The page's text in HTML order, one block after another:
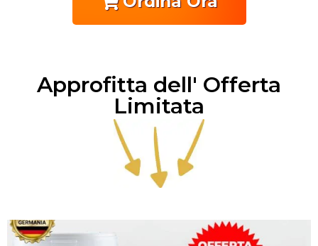
Approfitta dell' Offerta
Limitata